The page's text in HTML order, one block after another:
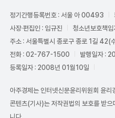
정기간행등록번호 : 서울 아 00493
사장·편집인 : 임규진
청소년보호책
주소 : 서울특별시 종로구 종로 1길
전화 : 02-767-1500
발행일자 :
등록일자 : 2008년 01월10일
아주경제는 인터넷신문윤리위원회 윤
콘텐츠(기사)는 저작권법의 보호를 받